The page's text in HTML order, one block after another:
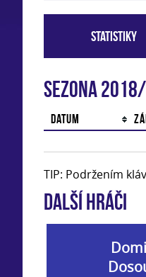
Statistiky
Sezona
Datum
TIP: Podržením
Další hráči